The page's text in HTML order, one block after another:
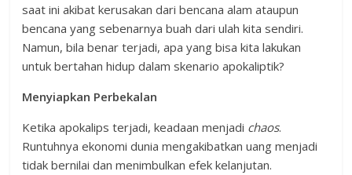
saat ini akibat kerusakan dari bencana alam ataupun
bencana yang sebenarnya buah dari ulah kita sendiri.
Namun, bila benar terjadi, apa yang bisa kita lakukan
untuk bertahan hidup dalam skenario apokaliptik?
Menyiapkan Perbekalan
Ketika apokalips terjadi, keadaan menjadi chaos.
Runtuhnya ekonomi dunia mengakibatkan uang menjadi
tidak bernilai dan menimbulkan efek kelanjutan.